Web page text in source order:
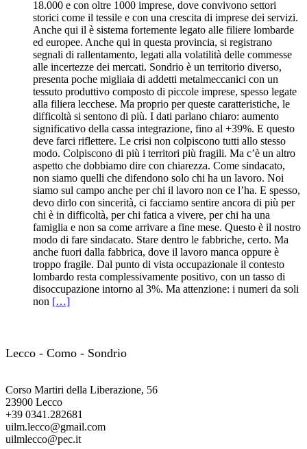
18.000 e con oltre 1000 imprese, dove convivono settori
storici come il tessile e con una crescita di imprese dei servizi.
Anche qui il è sistema fortemente legato alle filiere lombarde
ed europee. Anche qui in questa provincia, si registrano
segnali di rallentamento, legati alla volatilità delle commesse
alle incertezze dei mercati. Sondrio è un territorio diverso,
presenta poche migliaia di addetti metalmeccanici con un
tessuto produttivo composto di piccole imprese, spesso legate
alla filiera lecchese. Ma proprio per queste caratteristiche, le
difficoltà si sentono di più. I dati parlano chiaro: aumento
significativo della cassa integrazione, fino al +39%. E questo
deve farci riflettere. Le crisi non colpiscono tutti allo stesso
modo. Colpiscono di più i territori più fragili. Ma c’è un altro
aspetto che dobbiamo dire con chiarezza. Come sindacato,
non siamo quelli che difendono solo chi ha un lavoro. Noi
siamo sul campo anche per chi il lavoro non ce l’ha. E spesso,
devo dirlo con sincerità, ci facciamo sentire ancora di più per
chi è in difficoltà, per chi fatica a vivere, per chi ha una
famiglia e non sa come arrivare a fine mese. Questo è il nostro
modo di fare sindacato. Stare dentro le fabbriche, certo. Ma
anche fuori dalla fabbrica, dove il lavoro manca oppure è
troppo fragile. Dal punto di vista occupazionale il contesto
lombardo resta complessivamente positivo, con un tasso di
disoccupazione intorno al 3%. Ma attenzione: i numeri da soli
non […]
Lecco - Como - Sondrio
Corso Martiri della Liberazione, 56
23900 Lecco
+39 0341.282681
uilm.lecco@gmail.com
uilmlecco@pec.it